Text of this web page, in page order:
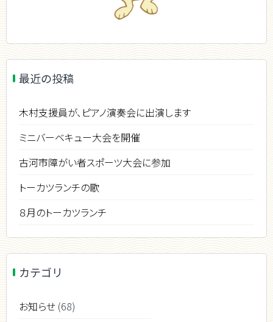
最近の投稿
木村支援員が、ピアノ演奏会に出演します
ミニバーベキュー大会を開催
古河市障がい者スポーツ大会に参加
トーカツランチの歌
８月のトーカツランチ
カテゴリ
お知らせ (68)